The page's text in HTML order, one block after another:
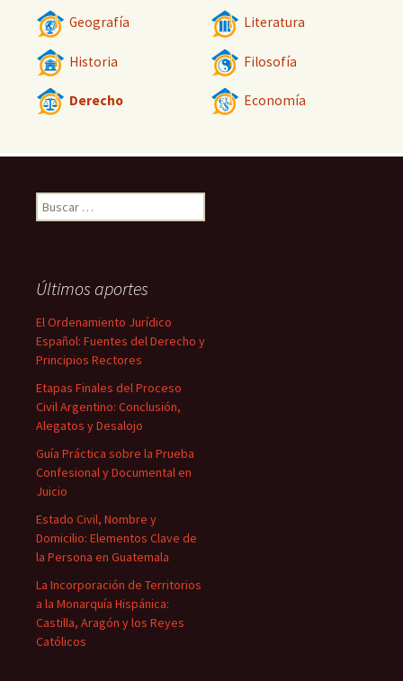
Geografía Literatura
Historia Filosofía
Derecho Economía
Buscar:
Últimos aportes
El Ordenamiento Jurídico
Español: Fuentes del Derecho y
Principios Rectores
Etapas Finales del Proceso
Civil Argentino: Conclusión,
Alegatos y Desalojo
Guía Práctica sobre la Prueba
Confesional y Documental en
Juicio
Estado Civil, Nombre y
Domicilio: Elementos Clave de
la Persona en Guatemala
La Incorporación de Territorios
a la Monarquía Hispánica:
Castilla, Aragón y los Reyes
Católicos